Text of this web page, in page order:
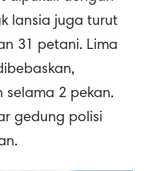
lansia juga turut
31 petani. Lima
selama 2 pekan.
gedung polisi